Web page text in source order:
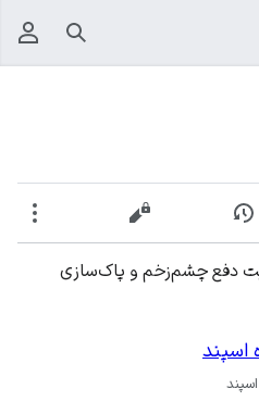
جستجو
نمایش تاریخچهنمایش مبدأ
دفع چشم‌زخم و پاک‌سازی
اسپند